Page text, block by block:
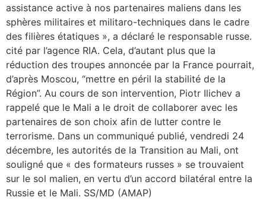
assistance active à nos partenaires maliens dans les
sphères militaires et militaro-techniques dans le cadre
des filières étatiques », a déclaré le responsable russe.
cité par l’agence RIA. Cela, d’autant plus que la
réduction des troupes annoncée par la France pourrait,
d’après Moscou, “mettre en péril la stabilité de la
Région”. Au cours de son intervention, Piotr Ilichev a
rappelé que le Mali a le droit de collaborer avec les
partenaires de son choix afin de lutter contre le
terrorisme. Dans un communiqué publié, vendredi 24
décembre, les autorités de la Transition au Mali, ont
souligné que « des formateurs russes » se trouvaient
sur le sol malien, en vertu d’un accord bilatéral entre la
Russie et le Mali. SS/MD (AMAP)